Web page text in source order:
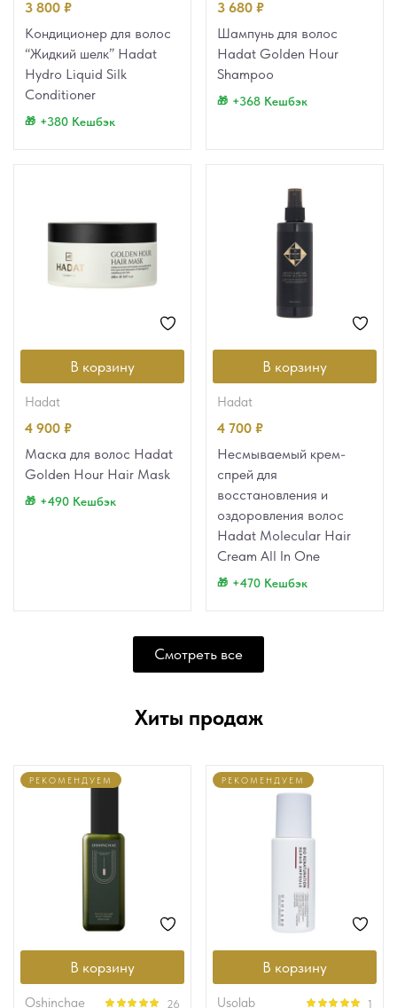
3 800 ₽
Кондиционер для волос
“Жидкий шелк” Hadat
Hydro Liquid Silk
Conditioner
+380 Кешбэк
3 680 ₽
Шампунь для волос
Hadat Golden Hour
Shampoo
+368 Кешбэк
В корзину
hadat
4 900 ₽
Маска для волос Hadat
Golden Hour Hair Mask
+490 Кешбэк
В корзину
hadat
4 700 ₽
Несмываемый крем-
спрей для
восстановления и
оздоровления волос
Hadat Molecular Hair
Cream All In One
+470 Кешбэк
Смотреть все
Хиты продаж
В корзину
РЕКОМЕНДУЕМ
oshinchae 26
В корзину
РЕКОМЕНДУЕМ
usolab 1